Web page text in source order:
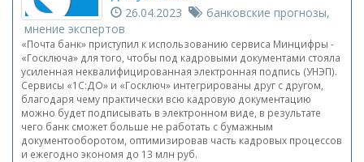
26.04.2023
банковские прогнозы,
мнение экспертов
«Почта банк» приступил к использованию сервиса Минцифры -
«Госключа» для того, чтобы под кадровыми документами стояла
усиленная неквалифицированная электронная подпись (УНЭП).
Сервисы «1С:ДО» и «Госключ» интегрированы друг с другом,
благодаря чему практически всю кадровую документацию
можно будет подписывать в электронном виде, в результате
чего банк сможет больше не работать с бумажным
документооборотом, оптимизировав часть кадровых процессов
и ежегодно экономя до 13 млн руб.